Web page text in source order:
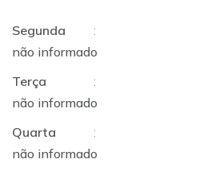
Segunda
:
não informado
Terça
:
não informado
Quarta
:
não informado